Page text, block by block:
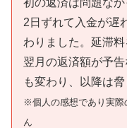
2日ずれて入金が遅
わりました。延滞
翌月の返済額が予
も変わり、以降は
※個人の感想であり実際
ん